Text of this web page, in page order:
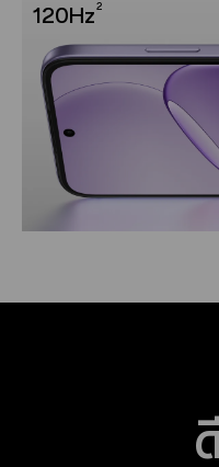
120Hz 2